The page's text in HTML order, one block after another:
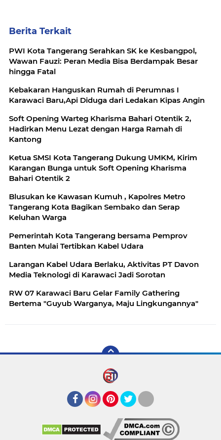
Berita Terkait
PWI Kota Tangerang Serahkan SK ke Kesbangpol,
Wawan Fauzi: Peran Media Bisa Berdampak Besar
hingga Fatal
Kebakaran Hanguskan Rumah di Perumnas I
Karawaci Baru,Api Diduga dari Ledakan Kipas Angin
Soft Opening Warteg Kharisma Bahari Otentik 2,
Hadirkan Menu Lezat dengan Harga Ramah di
Kantong
Ketua SMSI Kota Tangerang Dukung UMKM, Kirim
Karangan Bunga untuk Soft Opening Kharisma
Bahari Otentik 2
Blusukan ke Kawasan Kumuh , Kapolres Metro
Tangerang Kota Bagikan Sembako dan Serap
Keluhan Warga
Pemerintah Kota Tangerang bersama Pemprov
Banten Mulai Tertibkan Kabel Udara
Larangan Kabel Udara Berlaku, Aktivitas PT Davon
Media Teknologi di Karawaci Jadi Sorotan
RW 07 Karawaci Baru Gelar Family Gathering
Bertema "Guyub Warganya, Maju Lingkungannya"